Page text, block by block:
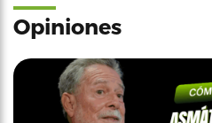
Opiniones